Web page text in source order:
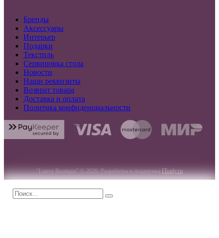
Бренды
Аксессуары
Интерьер
Подарки
Текстиль
Сервировка стола
Новости
Наши реквизиты
Возврат товара
Доставка и оплата
Политика конфиденциальности
"Lutece Boutique" © 2026. Разработка и поддержкаITonly.ru